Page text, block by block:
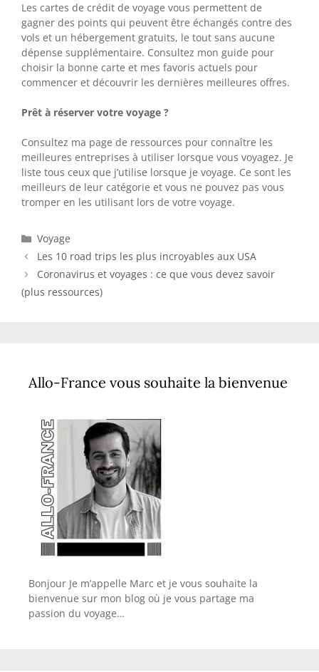
Les cartes de crédit de voyage vous permettent de
gagner des points qui peuvent être échangés contre des
vols et un hébergement gratuits, le tout sans aucune
dépense supplémentaire. Consultez mon guide pour
choisir la bonne carte et mes favoris actuels pour
commencer et découvrir les dernières meilleures offres.
Prêt à réserver votre voyage ?
Consultez ma page de ressources pour connaître les
meilleures entreprises à utiliser lorsque vous voyagez. Je
liste tous ceux que j’utilise lorsque je voyage. Ce sont les
meilleurs de leur catégorie et vous ne pouvez pas vous
tromper en les utilisant lors de votre voyage.
Catégories
Voyage
Les 10 road trips les plus incroyables aux USA
Coronavirus et voyages : ce que vous devez savoir
(plus ressources)
Allo-France vous souhaite la bienvenue
Bonjour Je m’appelle Marc et je vous souhaite la
bienvenue sur mon blog où je vous partage ma
passion du voyage…